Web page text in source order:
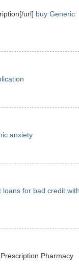
url] buy Generic
anxiety
loans for bad credit with
Pharmacy